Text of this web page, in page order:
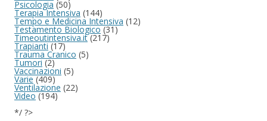
Psicologia (50)
Terapia Intensiva (144)
Tempo e Medicina Intensiva (12)
Testamento Biologico(31)
Timeoutintensiva.it(217)
Trapianti(17)
Trauma Cranico (5)
Tumori(2)
Vaccinazioni (5)
Varie(409)
Ventilazione (22)
Video(194)
*/ ?>